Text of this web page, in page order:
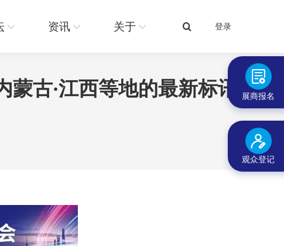
资讯 关于
搜
登录
古·江西等地的最新标讯
展商报名
观众登记
讯 关于
搜